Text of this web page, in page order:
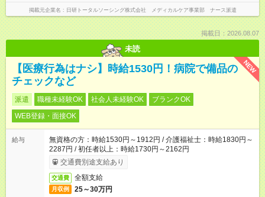
掲載元企業名 日研トータルソーシング株式会社 メディカルケア事業部 ナース派遣
掲載日：2026.08.07
未読
NEW
【医療行為はナシ】時給1530円！病院で備品の
チェックなど
派遣 職種未経験OK 社会人未経験OK
ブランクOK
WEB登録・面接OK
給与
無資格の方：時給1530円～1912円 / 介護福祉士：時給1830円～
2287円 / 初任者以上：時給1730円～2162円
交通費別途支給あり
交通費 全額支給
月収例 25～30万円